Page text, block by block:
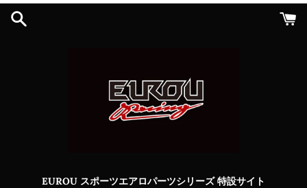
コ
EUROU スポーツエアロパーツシリーズ 特設サイト